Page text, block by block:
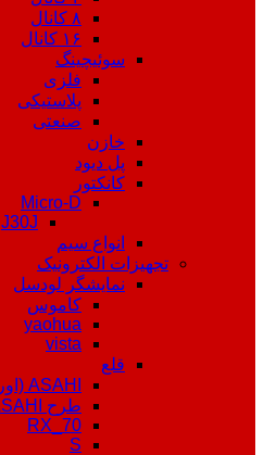
۸ کانال
۱۶ کانال
سوئیچینگ
فلزی
پلاستیکی
صنعتی
خازن
پل دیود
کانکتور
Micro-D
J30J
انواع سیم
تجهیزات الکترونیک
نمایشگر لودسل
کاموس
yaohua
vista
قلع
ASAHI (اورجینال)
طرح ASAHI
RX_70
S